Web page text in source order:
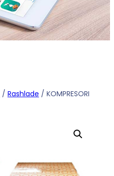
/ Rashlade / KOMPRESORI